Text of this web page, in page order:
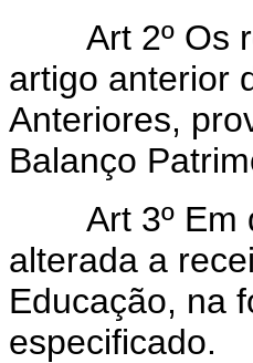
Art 2º Os
artigo anterior
Anteriores,
Balanço
Art 3º Em
alterada a
Educação, na
especificado.